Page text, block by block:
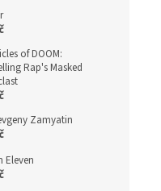
of DOOM:
Rap's Masked
Zamyatin
Eleven